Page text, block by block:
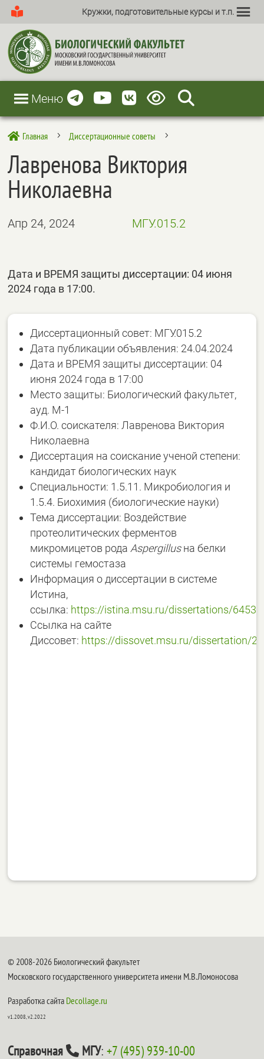
Кружки, подготовительные курсы и т.п.
Меню
 Главная 5 Диссертационные советы 5
Лавренова Виктория
Николаевна
Апр 24, 2024 МГУ.015.2
Дата и ВРЕМЯ защиты диссертации: 04 июня
2024 года в 17:00.
Диссертационный совет: МГУ.015.2
Дата публикации объявления: 24.04.2024
Дата и ВРЕМЯ защиты диссертации: 04
июня 2024 года в 17:00
Место защиты: Биологический факультет,
ауд. М-1
Ф.И.О. соискателя: Лавренова Виктория
Николаевна
Диссертация на соискание ученой степени:
кандидат биологических наук
Специальности: 1.5.11. Микробиология и
1.5.4. Биохимия (биологические науки)
Тема диссертации: Воздействие
протеолитических ферментов
микромицетов рода Aspergillusна белки
системы гемостаза
Информация о диссертации в системе
Истина,
ссылка: https://istina.msu.ru/dissertations/
Ссылка на сайте
Диссовет: https://dissovet.msu.ru/dissertation/
© 2008-2026 Биологический факультет
Московского государственного университета имени М.В.Ломоносова
Разработка сайта Decollage.ru
v1.2008, v2.2022
Справочная МГУ:+7 (495) 939-10-00